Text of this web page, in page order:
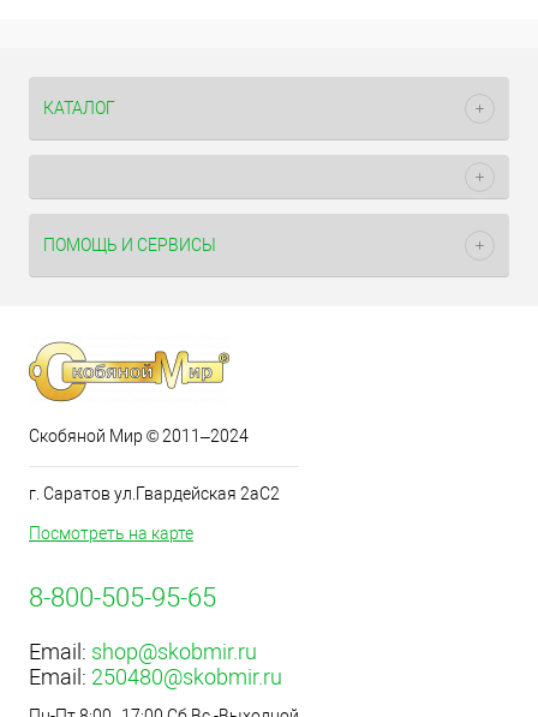
КАТАЛОГ
ПОМОЩЬ И СЕРВИСЫ
Скобяной Мир © 2011–2024
г. Саратов ул.Гвардейская 2аС2
Посмотреть на карте
8-800-505-95-65
Email: shop@skobmir.ru
Email: 250480@skobmir.ru